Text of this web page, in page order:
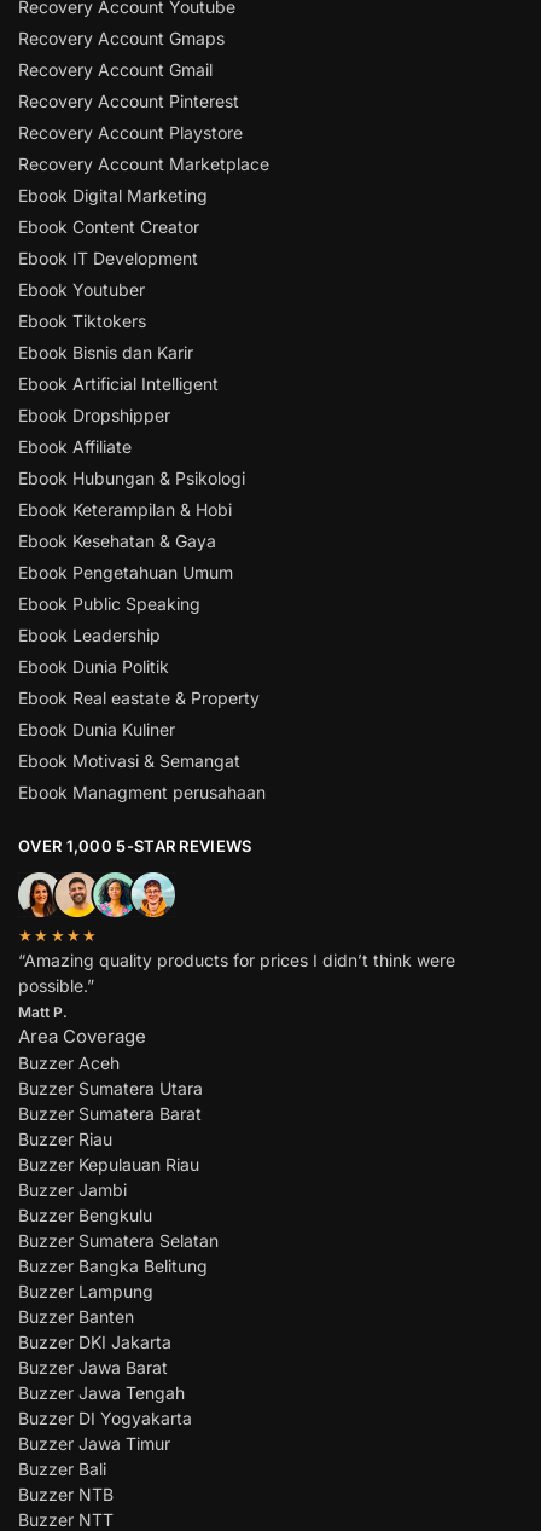
Recovery Account Youtube
Recovery Account Gmaps
Recovery Account Gmail
Recovery Account Pinterest
Recovery Account Playstore
Recovery Account Marketplace
Ebook Digital Marketing
Ebook Content Creator
Ebook IT Development
Ebook Youtuber
Ebook Tiktokers
Ebook Bisnis dan Karir
Ebook Artificial Intelligent
Ebook Dropshipper
Ebook Affiliate
Ebook Hubungan & Psikologi
Ebook Keterampilan & Hobi
Ebook Kesehatan & Gaya
Ebook Pengetahuan Umum
Ebook Public Speaking
Ebook Leadership
Ebook Dunia Politik
Ebook Real eastate & Property
Ebook Dunia Kuliner
Ebook Motivasi & Semangat
Ebook Managment perusahaan
OVER 1,000 5-STAR REVIEWS
★★★★★
“Amazing quality products for prices I didn’t think were
possible.”
Matt P.
Area Coverage
Buzzer Aceh
Buzzer Sumatera Utara
Buzzer Sumatera Barat
Buzzer Riau
Buzzer Kepulauan Riau
Buzzer Jambi
Buzzer Bengkulu
Buzzer Sumatera Selatan
Buzzer Bangka Belitung
Buzzer Lampung
Buzzer Banten
Buzzer DKI Jakarta
Buzzer Jawa Barat
Buzzer Jawa Tengah
Buzzer DI Yogyakarta
Buzzer Jawa Timur
Buzzer Bali
Buzzer NTB
Buzzer NTT